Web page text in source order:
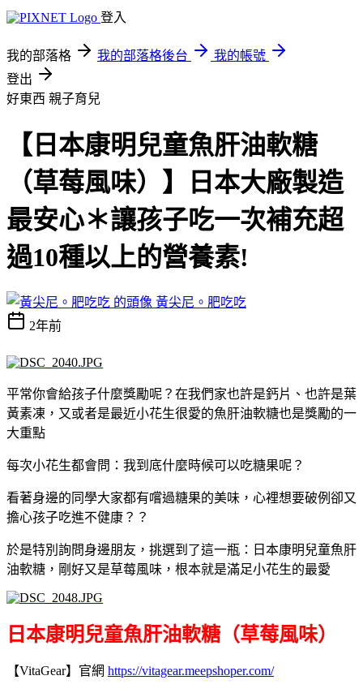
登入
我的部落格 我的部落格後台
我的帳號
登出
好東西 親子育兒
【日本康明兒童魚肝油軟糖
（草莓風味）】日本大廠製造
最安心＊讓孩子吃一次補充超
過10種以上的營養素!
黃尖尼。肥吃吃
2年前
平常你會給孩子什麼獎勵呢？在我們家也許是鈣片、也許是葉
黃素凍，又或者是最近小花生很愛的魚肝油軟糖也是獎勵的一
大重點
每次小花生都會問：我到底什麼時候可以吃糖果呢？
看著身邊的同學大家都有嚐過糖果的美味，心裡想要破例卻又
擔心孩子吃進不健康？？
於是特別詢問身邊朋友，挑選到了這一瓶：日本康明兒童魚肝
油軟糖，剛好又是草莓風味，根本就是滿足小花生的最愛
日本康明兒童魚肝油軟糖（草莓風味）
【VitaGear】官網 https://vitagear.meepshoper.com/